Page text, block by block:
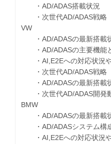
・AD/ADAS搭載状況
・次世代AD/ADAS戦略
VW
・AD/ADASの最新搭載
・AD/ADASの主要機能
・AI,E2Eへの対応状況
・次世代AD/ADAS戦略
・AD/ADASの最新搭載
・次世代AD/ADAS開発
BMW
・AD/ADASの最新搭載
・AD/ADASシステム構
・AI,E2Eへの対応状況